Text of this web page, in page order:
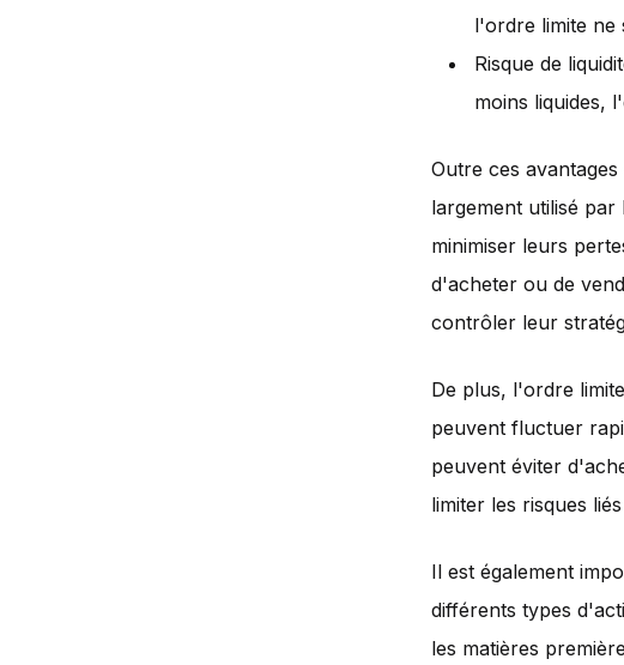
l'ordre limite ne
Risque de
moins liquides,
Outre ces
largement utilisé
minimiser leurs
d'acheter ou de
contrôler leur
De plus, l'ordre
peuvent fluctuer
peuvent éviter
limiter les risques
Il est également
différents types
les matières